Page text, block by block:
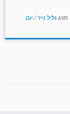
תויגגליל נייר/יום